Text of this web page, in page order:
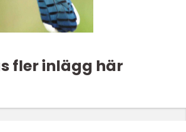
fler inlägg här